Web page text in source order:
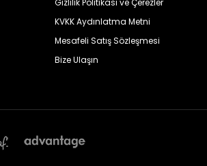
Gizlilik Politikası ve Çerezler
KVKK Aydınlatma Metni
Mesafeli Satış Sözleşmesi
Bize Ulaşın